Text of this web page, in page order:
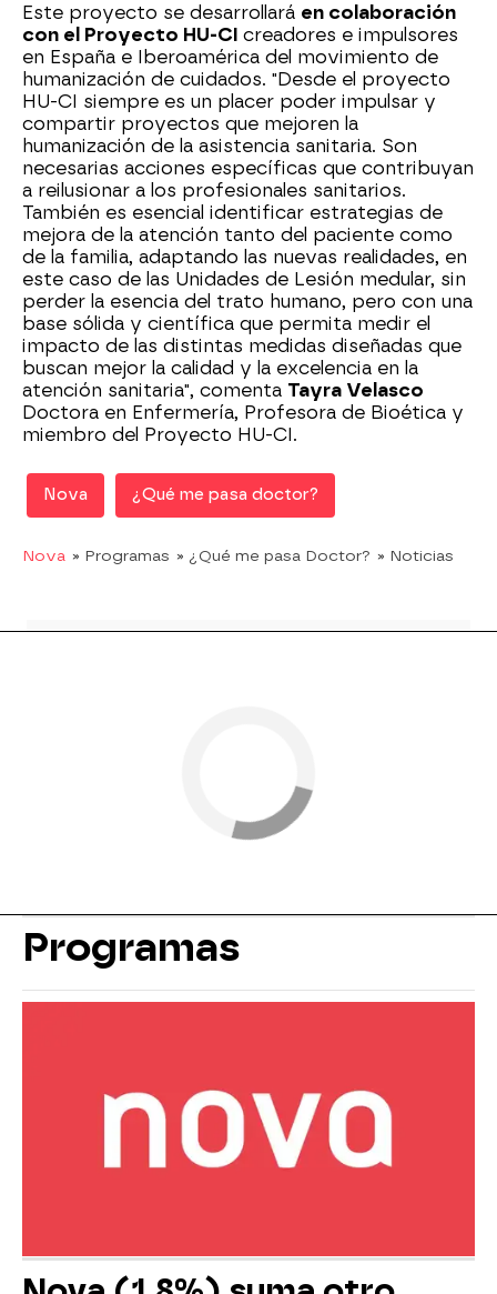
Este proyecto se desarrollará en colaboración
con el Proyecto HU-CI creadores e impulsores
en España e Iberoamérica del movimiento de
humanización de cuidados. "Desde el proyecto
HU-CI siempre es un placer poder impulsar y
compartir proyectos que mejoren la
humanización de la asistencia sanitaria. Son
necesarias acciones específicas que contribuyan
a reilusionar a los profesionales sanitarios.
También es esencial identificar estrategias de
mejora de la atención tanto del paciente como
de la familia, adaptando las nuevas realidades, en
este caso de las Unidades de Lesión medular, sin
perder la esencia del trato humano, pero con una
base sólida y científica que permita medir el
impacto de las distintas medidas diseñadas que
buscan mejor la calidad y la excelencia en la
atención sanitaria", comenta Tayra Velasco
Doctora en Enfermería, Profesora de Bioética y
miembro del Proyecto HU-CI.
Nova ¿Qué me pasa doctor?
Nova » Programas » ¿Qué me pasa Doctor? » Noticias
Programas